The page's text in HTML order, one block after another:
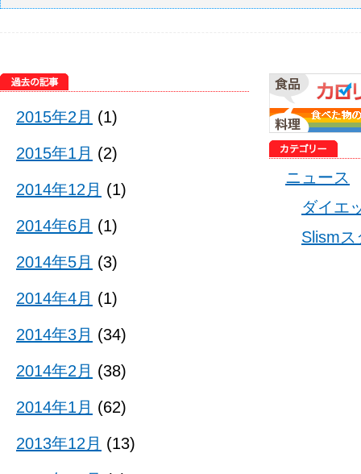
ニュース
ダイエ
Slism
2015年2月 (1)
2015年1月 (2)
2014年12月 (1)
2014年6月 (1)
2014年5月 (3)
2014年4月 (1)
2014年3月 (34)
2014年2月 (38)
2014年1月 (62)
2013年12月 (13)